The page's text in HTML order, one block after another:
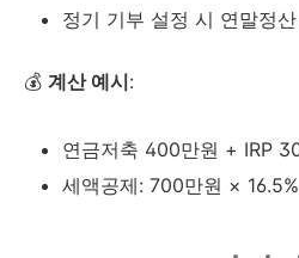
정기 기부 설정 시 연말정
💰 계산 예시:
연금저축 400만원 + IRP
세액공제: 700만원 ×